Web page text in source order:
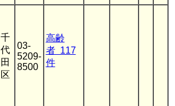
千
代
田
区
03-
5209-
8500
高齢
者 117
件